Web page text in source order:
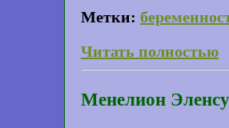
Метки:
Читать полностью
Менелион